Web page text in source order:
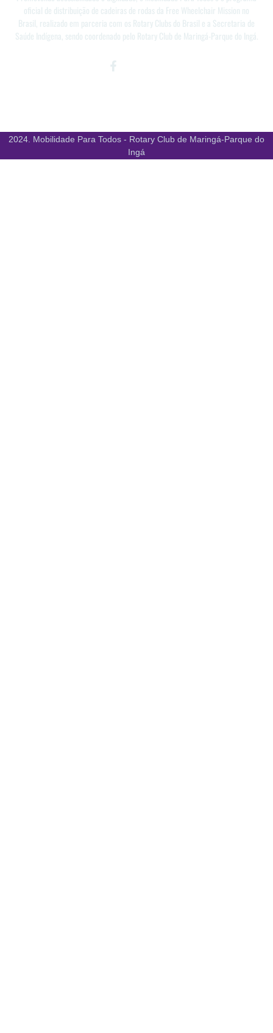
oficial de distribuição de cadeiras de rodas da Free Wheelchair Mission no
Brasil, realizado em parceria com os Rotary Clubs do Brasil e a Secretaria de
Saúde Indígena, sendo coordenado pelo Rotary Club de Maringá-Parque do Ingá.
Facebook-
2024. Mobilidade Para Todos - Rotary Club de Maringá-Parque do
Ingá